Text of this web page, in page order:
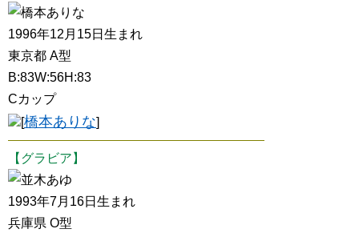
橋本ありな
1996年12月15日生まれ
東京都 A型
B:83W:56H:83
Cカップ
[橋本ありな]
【グラビア】
並木あゆ
1993年7月16日生まれ
兵庫県 O型